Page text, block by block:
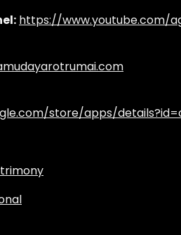
https://www.youtube.com/
store/apps/